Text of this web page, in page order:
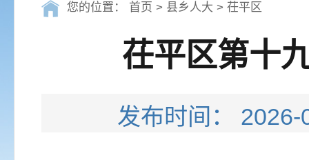
您的位置： 首页 > 县乡人大 > 茌平区
茌平区第十
发布时间：